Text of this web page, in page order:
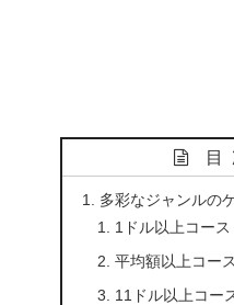
目
多彩なジャンルの
1ドル以上コース
平均額以上コー
11ドル以上コー